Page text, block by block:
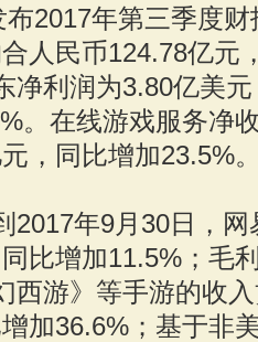
布2017年第三季度
人民币124.78亿元
净利润为3.80亿美
。在线游戏服务净
，同比增加23.5%
2017年9月30日，
比增加11.5%；毛
西游》等手游的收
加36.6%；基于非